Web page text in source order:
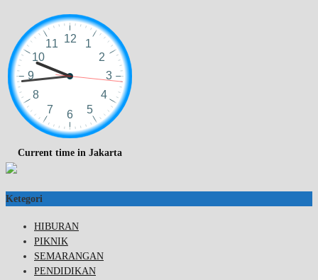
Current time in Jakarta
Ketegori
HIBURAN
PIKNIK
SEMARANGAN
PENDIDIKAN